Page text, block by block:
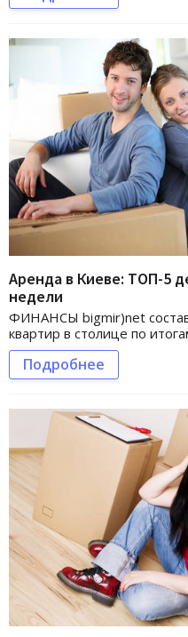
Аренда в Киеве: ТОП-5
недели
ФИНАНСЫ bigmir)net
квартир в столице по
Подробнее